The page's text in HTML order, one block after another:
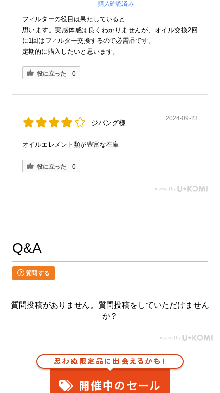
購入確認済み
フィルターの役目は果たしていると
思います。実感体感は良くわかりませんが、オイル交換2回
に1回はフィルター交換するので必需品です。
定期的に購入したいと思います。
役に立った 0
ジパング様
2024-09-23
オイルエレメント類が豊富な在庫
役に立った 0
Q&A
質問する
質問投稿がありません。質問投稿をしていただけません
か？
思わぬ限定品に出会えるかも！
開催中のセール